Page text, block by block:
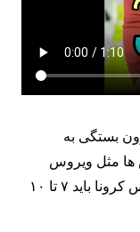
بستگی به
ها مثل ویروس
سرماخوردگی، ویروس آنفلوآنزا و یا ویروس کرونا باید ۷ تا ۱۰